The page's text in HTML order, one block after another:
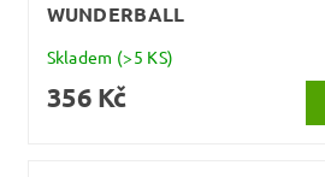
WUNDERBALL
Skladem (>5 KS)
356 Kč